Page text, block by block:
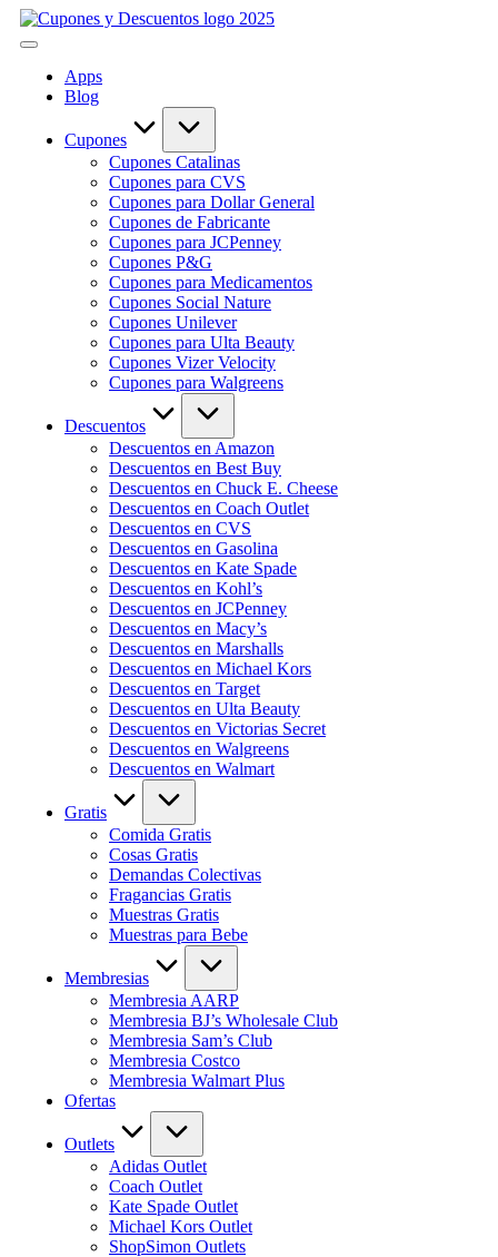
Skip
Cupones
Ahorra
estas
ofertas
descuentos
Apps
Blog
Cupones
Cupones Catalinas
Cupones para CVS
Cupones para Dollar General
Cupones de Fabricante
Cupones para JCPenney
Cupones P&G
Cupones para Medicamentos
Cupones Social Nature
Cupones Unilever
Cupones para Ulta Beauty
Cupones Vizer Velocity
Cupones para Walgreens
Descuentos
Descuentos en Amazon
Descuentos en Best Buy
Descuentos en Chuck E. Cheese
Descuentos en Coach Outlet
Descuentos en CVS
Descuentos en Gasolina
Descuentos en Kate Spade
Descuentos en Kohl’s
Descuentos en JCPenney
Descuentos en Macy’s
Descuentos en Marshalls
Descuentos en Michael Kors
Descuentos en Target
Descuentos en Ulta Beauty
Descuentos en Victorias Secret
Descuentos en Walgreens
Descuentos en Walmart
Gratis
Comida Gratis
Cosas Gratis
Demandas Colectivas
Fragancias Gratis
Muestras Gratis
Muestras para Bebe
Membresias
Membresia AARP
Membresia BJ’s Wholesale Club
Membresia Sam’s Club
Membresia Costco
Membresia Walmart Plus
Ofertas
Outlets
Adidas Outlet
Coach Outlet
Kate Spade Outlet
Michael Kors Outlet
ShopSimon Outlets